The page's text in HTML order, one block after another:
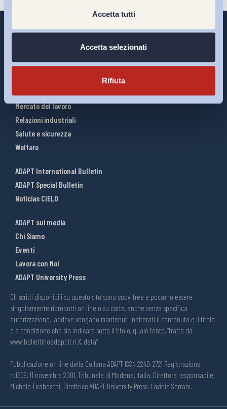
Accetta tutti
Accetta selezionati
Rifiuta
Interventi ADAPT
Mercato del lavoro
Relazioni industriali
Salute e sicurezza
Welfare
ADAPT International Bulletin
ADAPT Special Bulletin
Noticias CIELO
ADAPT sui media
Chi Siamo
Eventi
Lavora con Noi
ADAPT University Press
Gli scritti disponibili su questo sito sono copy-free e possono essere
singolarmente riprodotti on line o su carta, anche senza specifica
autorizzazione, laddove vengano mantenuti inalterati il contenuto e il titolo
e a condizione che sia indicata sotto il titolo, quale fonte, “tratto da
www.bollettinoadapt.it n.X, data“
Pubblicazione on line della Collana ADAPT ISSN 2240-2721 Registrazione
n.1609, 11 novembre 2001, Tribunale di Modena, Italia. Direttore responsabile:
Michele Tiraboschi; Direttrice ADAPT University Press: Lavinia Serrani.